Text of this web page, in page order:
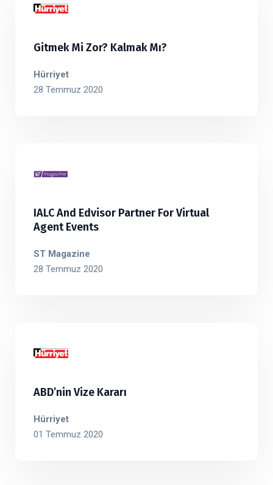
Gitmek Mi Zor? Kalmak Mı?
Hürriyet
28 Temmuz 2020
IALC And Edvisor Partner For Virtual
Agent Events
ST Magazine
28 Temmuz 2020
ABD’nin Vize Kararı
Hürriyet
01 Temmuz 2020